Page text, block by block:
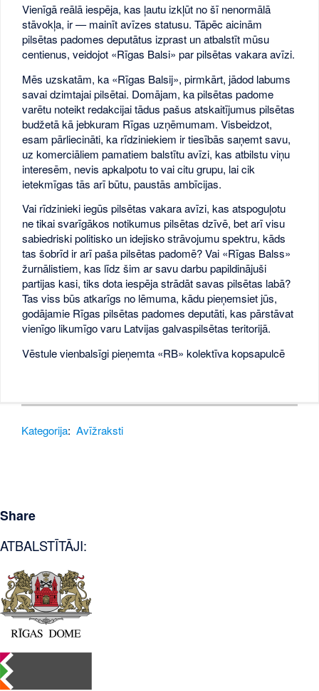
Vienīgā reālā iespēja, kas ļautu izkļūt no šī nenormālā
stāvokļa, ir — mainīt avīzes statusu. Tāpēc aicinām
pilsētas padomes deputātus izprast un atbalstīt mūsu
centienus, veidojot «Rīgas Balsi» par pilsētas vakara avīzi.
Mēs uzskatām, ka «Rīgas Balsij», pirmkārt, jādod labums
savai dzimtajai pilsētai. Domājam, ka pilsētas padome
varētu noteikt redakcijai tādus pašus atskaitījumus pilsētas
budžetā kā jebkuram Rīgas uzņēmumam. Visbeidzot,
esam pārliecināti, ka rīdziniekiem ir tiesībās saņemt savu,
uz komerciāliem pamatiem balstītu avīzi, kas atbilstu viņu
interesēm, nevis apkalpotu to vai citu grupu, lai cik
ietekmīgas tās arī būtu, paustās ambīcijas.
Vai rīdzinieki iegūs pilsētas vakara avīzi, kas atspoguļotu
ne tikai svarīgākos notikumus pilsētas dzīvē, bet arī visu
sabiedriski politisko un idejisko strāvojumu spektru, kāds
tas šobrīd ir arī paša pilsētas padomē? Vai «Rīgas Balss»
žurnālistiem, kas līdz šim ar savu darbu papildinājuši
partijas kasi, tiks dota iespēja strādāt savas pilsētas labā?
Tas viss būs atkarīgs no lēmuma, kādu pieņemsiet jūs,
godājamie Rīgas pilsētas padomes deputāti, kas pārstāvat
vienīgo likumīgo varu Latvijas galvaspilsētas teritorijā.
Vēstule vienbalsīgi pieņemta «RB» kolektīva kopsapulcē
Kategorija: Avīžraksti
Share
ATBALSTĪTĀJI: